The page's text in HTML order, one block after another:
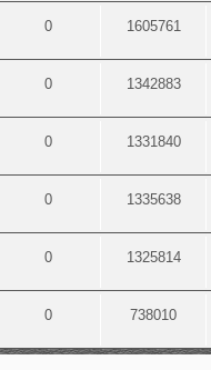
0 1605761
0 1342883
0 1331840
0 1335638
0 1325814
0 738010